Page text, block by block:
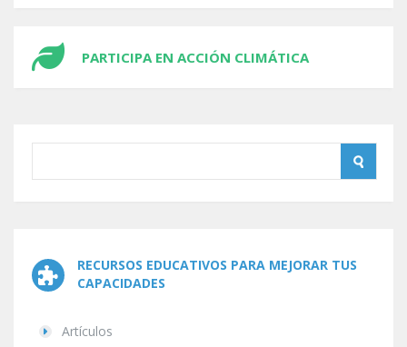
PARTICIPA EN ACCIÓN CLIMÁTICA
RECURSOS EDUCATIVOS PARA MEJORAR TUS
CAPACIDADES
Artículos